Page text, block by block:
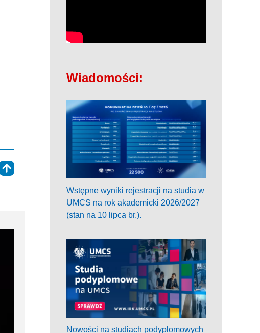
Wiadomości:
Wstępne wyniki rejestracji na studia w
UMCS na rok akademicki 2026/2027
(stan na 10 lipca br.).
Nowości na studiach podyplomowych